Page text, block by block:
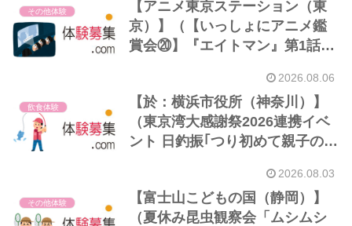
その他体験
【アニメ東京ステーション（東
京）】（【いっしょにアニメ鑑
賞会⑳】『エイトマン』第1話
2026.08.06
飲食体験
【於：横浜市役所（神奈川）】
（東京湾大感謝祭2026連携イベ
ント 日釣振｢つり初めて親子のた
9/13 開催9/26・27）※釣り初心
者,小中学生親子
2026.08.03
その他体験
【富士山こどもの国（静岡）】
（夏休み昆虫観察会「ムシムシ